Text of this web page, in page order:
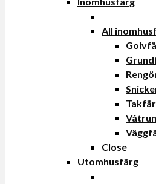
All
Close
Utomhusfärg